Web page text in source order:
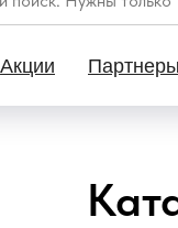
Акции Партнеры